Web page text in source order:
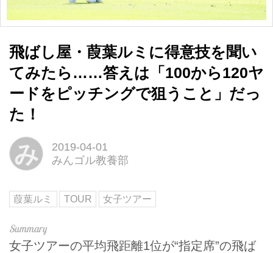
飛ばし屋・葭葉ルミに得意技を聞い
てみたら……答えは「100から120ヤ
ードをピッチングで狙うこと」だっ
た！
み
2019-04-01
みんゴル教養部
葭葉ルミ TOUR 女子ツアー
女子ツアーの平均飛距離1位が“指定席”の飛ば